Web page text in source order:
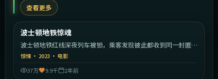
查看更多
热门
波士顿地铁惊魂
波士顿地铁红线深夜列车被锁，乘客发现彼此都收到同一封匿名
信。
惊悚 · 2023 · 电影
37万
9.9千 2年前